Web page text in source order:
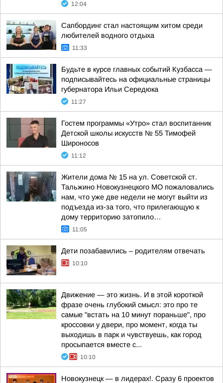
12:04
Сапбординг стал настоящим хитом среди
любителей водного отдыха
11:33
Будьте в курсе главных событий Кузбасса —
подписывайтесь на официальные страницы
губернатора Ильи Середюка
11:27
Гостем программы «Утро» стал воспитанник
Детской школы искусств № 55 Тимофей
Широносов
11:12
Жители дома № 15 на ул. Советской ст.
Тальжино Новокузнецкого МО пожаловались
нам, что уже две недели не могут выйти из
подъезда из-за того, что прилегающую к
дому территорию затопило…
11:05
Дети позабавились – родителям отвечать
10:10
Движение — это жизнь. И в этой короткой
фразе очень глубокий смысл: это про те
самые "встать на 10 минут пораньше", про
кроссовки у двери, про момент, когда ты
выходишь в парк и чувствуешь, как город
просыпается вместе с...
10:10
Новокузнецк — в лидерах!. Сразу 6 проектов